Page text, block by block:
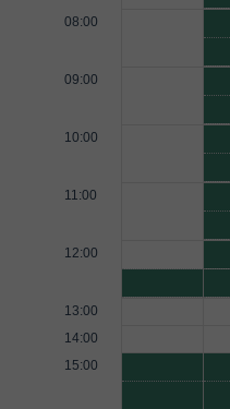
08:00
09:00
10:00
11:00
12:00
13:00
14:00
15:00